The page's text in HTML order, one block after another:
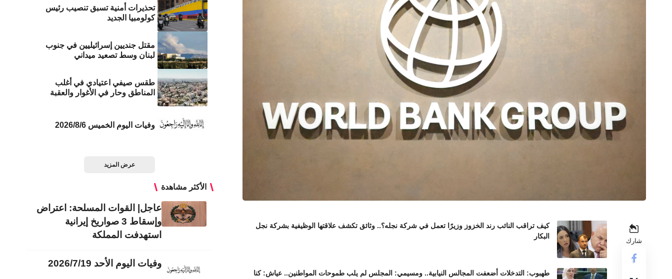
شارك
كيف تراقب النائب رند الخزوز وزيرًا تعمل في شركة نجله؟.. وثائق تكشف علاقتها الوظيفية بشركة نجل
البكار
طهبوب: التدخلات أضعفت المجالس النيابية.. ومسيمي: المجلس لم يلب طموحات المواطنين.. عياش: كنا
تحذيرات أمنية تسبق تنصيب رئيس
كولومبيا الجديد
مقتل جنديين إسرائيليين في جنوب
لبنان وسط تصعيد ميداني
طقس صيفي اعتيادي في أغلب
المناطق وحار في الأغوار والعقبة
وفيات اليوم الخميس 2026/8/6
عرض المزيد
الأكثر مشاهدة
عاجل| القوات المسلحة: اعتراض
وإسقاط 3 صواريخ إيرانية
استهدفت المملكة
وفيات اليوم الأحد 2026/7/19